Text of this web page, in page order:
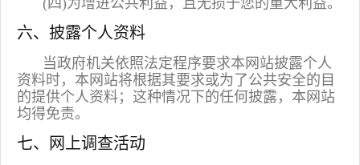
(四)为增进公共利益，且无损于您的重大利益。
六、披露个人资料
当政府机关依照法定程序要求本网站披露个人
资料时，本网站将根据其要求或为了公共安全的目
的提供个人资料；这种情况下的任何披露，本网站
均得免责。
七、网上调查活动